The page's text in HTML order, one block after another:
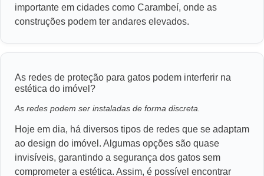
importante em cidades como Carambeí, onde as
construções podem ter andares elevados.
As redes de proteção para gatos podem interferir na
estética do imóvel?
As redes podem ser instaladas de forma discreta.
Hoje em dia, há diversos tipos de redes que se adaptam
ao design do imóvel. Algumas opções são quase
invisíveis, garantindo a segurança dos gatos sem
comprometer a estética. Assim, é possível encontrar